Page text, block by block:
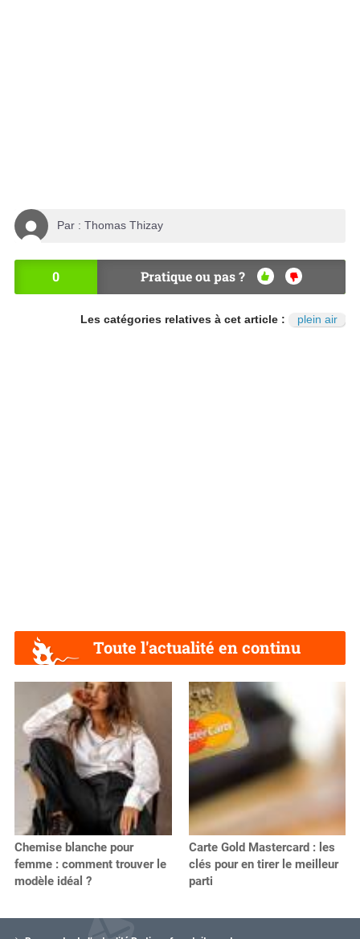
Par : Thomas Thizay
0 Pratique ou pas ?
OU
NO
N
Les catégories relatives à cet article : plein air
Toute l'actualité en continu
Chemise blanche pour
femme : comment trouver le
modèle idéal ?
Carte Gold Mastercard : les
clés pour en tirer le meilleur
parti